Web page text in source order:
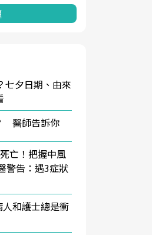
七夕日期、由來
醫師告訴你
亡！把握中風
警告：遇3症狀
和護士總是衝